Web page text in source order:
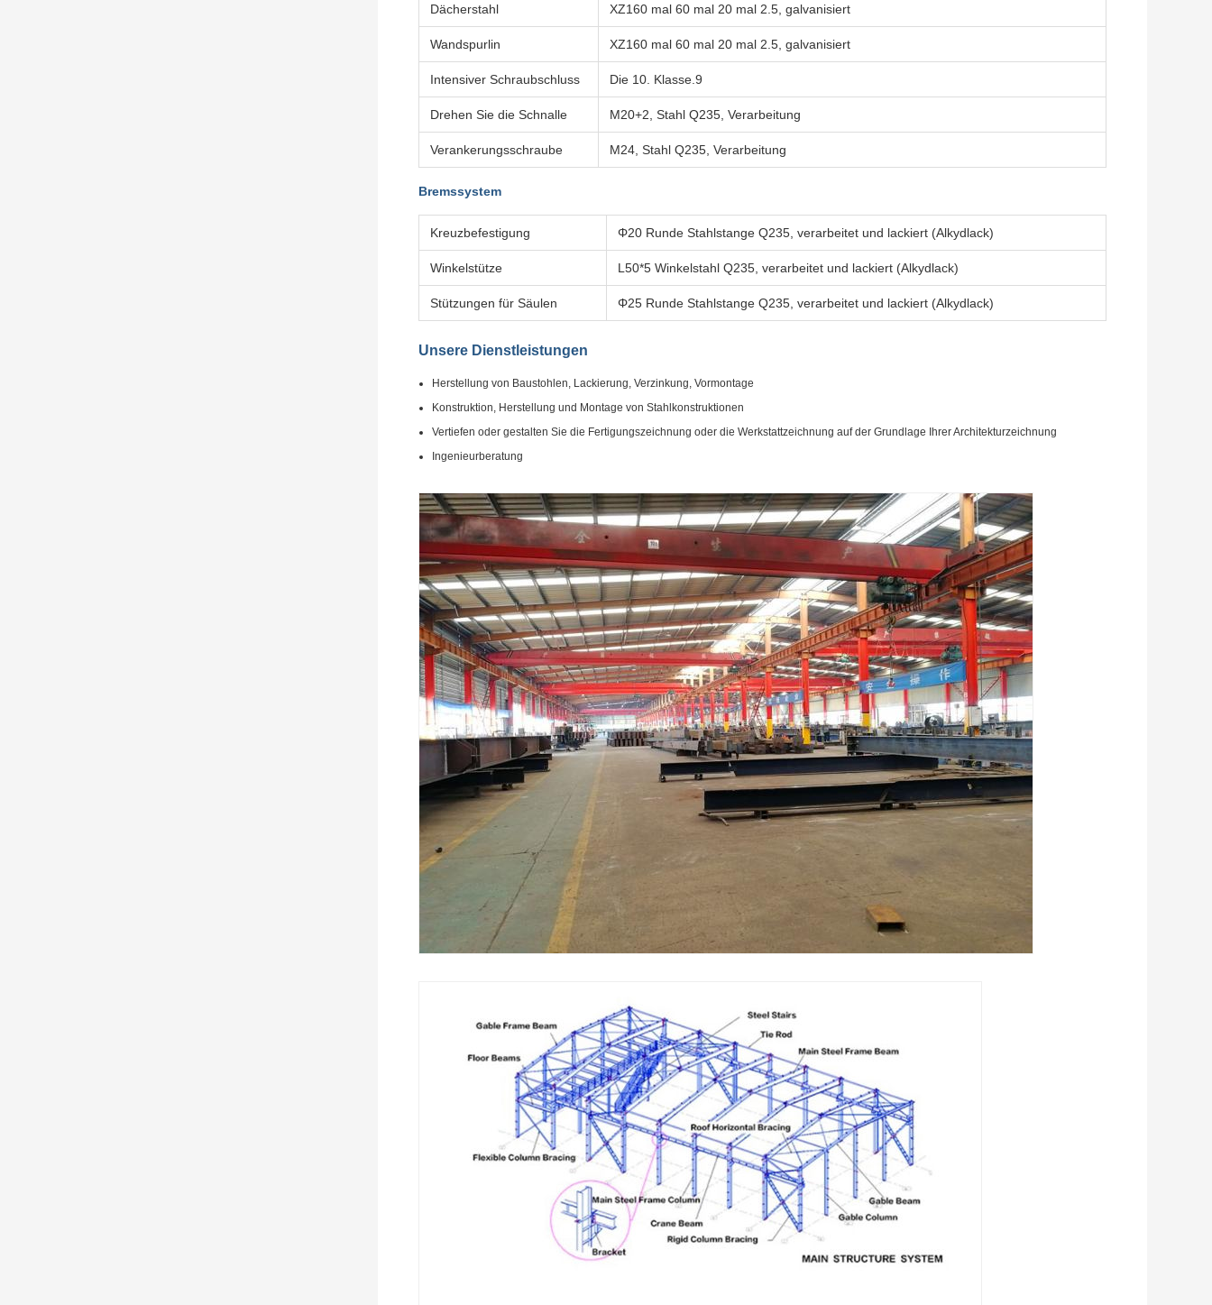
Dächerstahl XZ160 mal 60 mal 20 mal 2.5, galvanisiert
Wandspurlin XZ160 mal 60 mal 20 mal 2.5, galvanisiert
Intensiver Schraubschluss Die 10. Klasse.9
Drehen Sie die Schnalle M20+2, Stahl Q235, Verarbeitung
Verankerungsschraube M24, Stahl Q235, Verarbeitung
Bremssystem
Kreuzbefestigung Φ20 Runde Stahlstange Q235, verarbeitet und lackiert (Alkydlack)
Winkelstütze L50*5 Winkelstahl Q235, verarbeitet und lackiert (Alkydlack)
Stützungen für Säulen Φ25 Runde Stahlstange Q235, verarbeitet und lackiert (Alkydlack)
Unsere Dienstleistungen
Herstellung von Baustohlen, Lackierung, Verzinkung, Vormontage
Konstruktion, Herstellung und Montage von Stahlkonstruktionen
Vertiefen oder gestalten Sie die Fertigungszeichnung oder die Werkstattzeichnung auf der Grundlage Ihrer Architekturzeichnung
Ingenieurberatung